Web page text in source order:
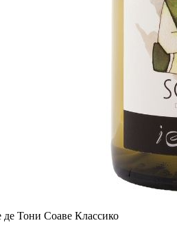
Тони Соаве Классико